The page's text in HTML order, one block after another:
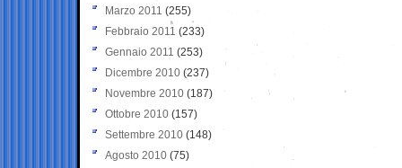
Marzo 2011 (255)
Febbraio 2011 (233)
Gennaio 2011 (253)
Dicembre 2010 (237)
Novembre 2010 (187)
Ottobre 2010 (157)
Settembre 2010 (148)
Agosto 2010 (75)